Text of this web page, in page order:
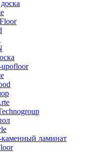
ламинат